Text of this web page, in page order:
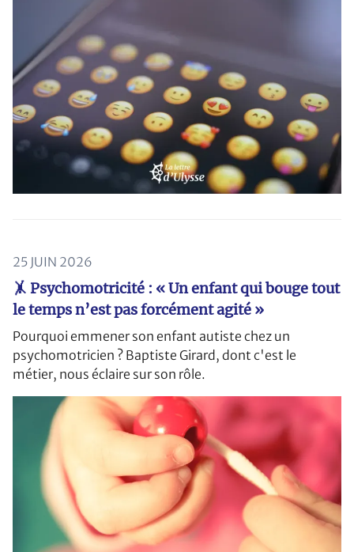
25 JUIN 2026
🤸 Psychomotricité : « Un enfant qui bouge tout
le temps n’est pas forcément agité »
Pourquoi emmener son enfant autiste chez un
psychomotricien ? Baptiste Girard, dont c'est le
métier, nous éclaire sur son rôle.